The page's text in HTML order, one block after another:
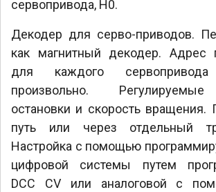
сервопривода, H0.
Декодер для серво-приводов.
как магнитный декодер. Адрес
для каждого сервопривода
произвольно.
остановки и скорость вращения.
путь или через отдельный
Настройка с помощью
цифровой системы путем
DCC CV или аналоговой с